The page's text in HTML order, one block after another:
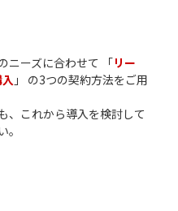
ニーズに合わせて 「リー
」 の3つの契約方法をご用
、これから導入を検討して